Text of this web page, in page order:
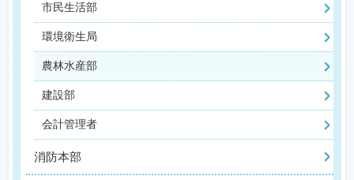
市民生活部
環境衛生局
農林水産部
建設部
会計管理者
消防本部